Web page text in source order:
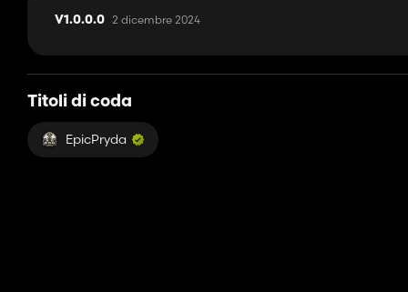
V1.0.0.0 2 dicembre 2024
Titoli di coda
EpicPryda